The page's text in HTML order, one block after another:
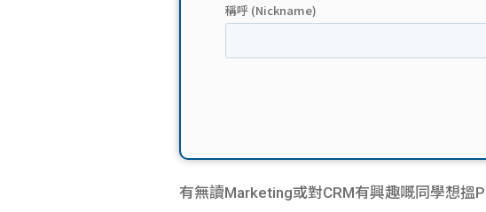
有無讀Marketing或對CRM有興趣嘅同學想